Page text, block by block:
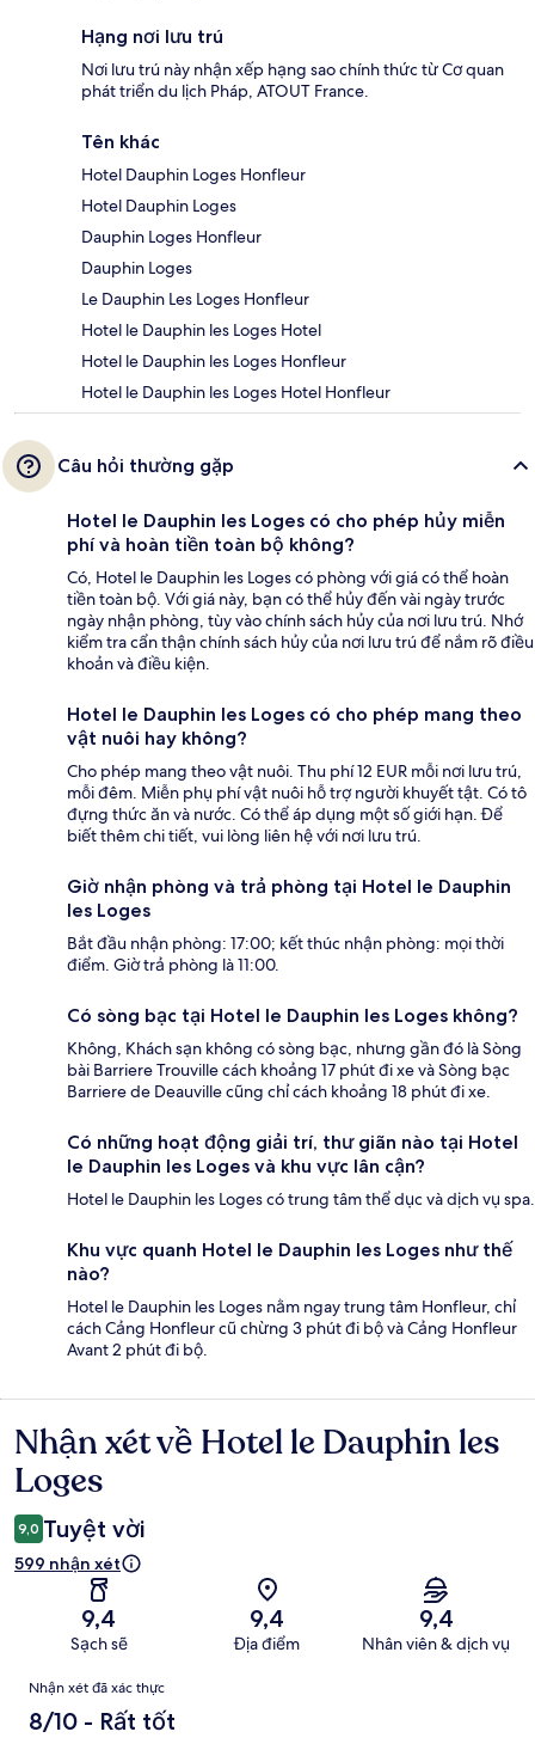
Hạng nơi lưu trú
Nơi lưu trú này nhận xếp hạng sao chính thức từ Cơ quan
phát triển du lịch Pháp, ATOUT France.
Tên khác
Hotel Dauphin Loges Honfleur
Hotel Dauphin Loges
Dauphin Loges Honfleur
Dauphin Loges
Le Dauphin Les Loges Honfleur
Hotel le Dauphin les Loges Hotel
Hotel le Dauphin les Loges Honfleur
Hotel le Dauphin les Loges Hotel Honfleur
Câu hỏi thường gặp
Hotel le Dauphin les Loges có cho phép hủy miễn
phí và hoàn tiền toàn bộ không?
Có, Hotel le Dauphin les Loges có phòng với giá có thể hoàn
tiền toàn bộ. Với giá này, bạn có thể hủy đến vài ngày trước
ngày nhận phòng, tùy vào chính sách hủy của nơi lưu trú. Nhớ
kiểm tra cẩn thận chính sách hủy của nơi lưu trú để nắm rõ điều
khoản và điều kiện.
Hotel le Dauphin les Loges có cho phép mang theo
vật nuôi hay không?
Cho phép mang theo vật nuôi. Thu phí 12 EUR mỗi nơi lưu trú,
mỗi đêm. Miễn phụ phí vật nuôi hỗ trợ người khuyết tật. Có tô
đựng thức ăn và nước. Có thể áp dụng một số giới hạn. Để
biết thêm chi tiết, vui lòng liên hệ với nơi lưu trú.
Giờ nhận phòng và trả phòng tại Hotel le Dauphin
les Loges
Bắt đầu nhận phòng: 17:00; kết thúc nhận phòng: mọi thời
điểm. Giờ trả phòng là 11:00.
Có sòng bạc tại Hotel le Dauphin les Loges không?
Không, Khách sạn không có sòng bạc, nhưng gần đó là Sòng
bài Barriere Trouville cách khoảng 17 phút đi xe và Sòng bạc
Barriere de Deauville cũng chỉ cách khoảng 18 phút đi xe.
Có những hoạt động giải trí, thư giãn nào tại Hotel
le Dauphin les Loges và khu vực lân cận?
Hotel le Dauphin les Loges có trung tâm thể dục và dịch vụ spa.
Khu vực quanh Hotel le Dauphin les Loges như thế
nào?
Hotel le Dauphin les Loges nằm ngay trung tâm Honfleur, chỉ
cách Cảng Honfleur cũ chừng 3 phút đi bộ và Cảng Honfleur
Avant 2 phút đi bộ.
Nhận
xét
Nhận xét về Hotel le Dauphin les
Loges
9,0 Tuyệt vời
599 nhận xét
9,4
Sạch sẽ
9,4
Địa điểm
9,4
Nhân viên & dịch vụ
Nhận
xét
Nhận xét đã xác thực
8/10 - Rất tốt